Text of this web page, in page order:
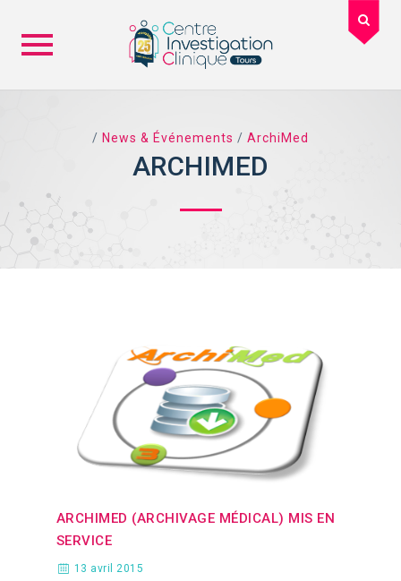
/ News & Événements / ArchiMed
TAG ARCHIVES:
ARCHIMED
ARCHIMED (ARCHIVAGE MÉDICAL) MIS EN
SERVICE
13 avril 2015